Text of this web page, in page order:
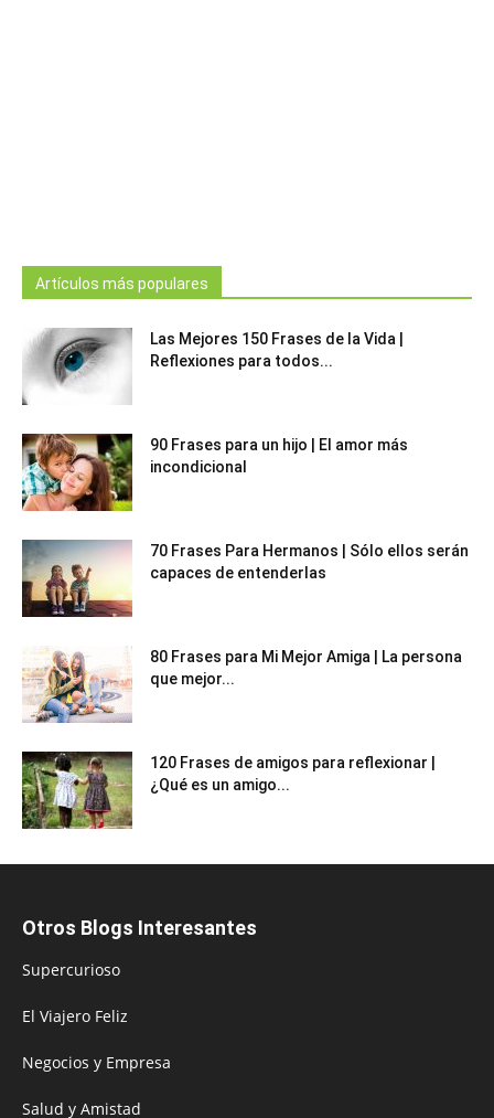
Artículos más populares
Las Mejores 150 Frases de la Vida |
Reflexiones para todos...
90 Frases para un hijo | El amor más
incondicional
70 Frases Para Hermanos | Sólo ellos serán
capaces de entenderlas
80 Frases para Mi Mejor Amiga | La persona
que mejor...
120 Frases de amigos para reflexionar |
¿Qué es un amigo...
Otros Blogs Interesantes
Supercurioso
El Viajero Feliz
Negocios y Empresa
Salud y Amistad